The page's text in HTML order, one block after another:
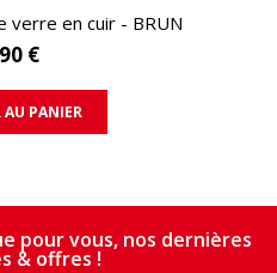
RAPIDE
verre en cuir - BRUN
€
AU PANIER
pour vous, nos dernières
& offres !